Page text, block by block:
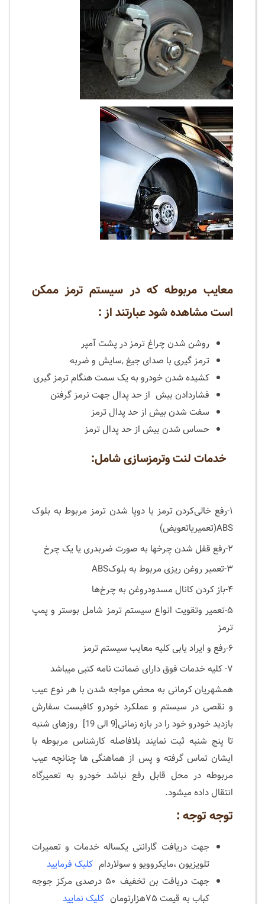
معایب مربوطه که در سیستم ترمز ممکن
است مشاهده شود عبارتند از :
روشن شدن چراغ ترمز در پشت آمپر
ترمز گیری با صدای جیغ ,سایش و ضربه
کشیده شدن خودرو به یک سمت هنگام ترمز گیری
فشاردادن بیش از حد پدال جهت نرمز گرفتن
سفت شدن بیش از حد پدال ترمز
حساس شدن بیش از حد پدال ترمز
خدمات لنت وترمزسازی شامل:
۱-رفع خالی‌کردن‌ ترمز یا دوپا شدن ترمز مربوط به بلوک
ABS(تعمیریاتعویض)
۲-رفع قفل شدن چرخها به صورت ضربدری یا یک چرخ
۳-تعمیر روغن ریزی مربوط به بلوکABS
۴-باز کردن کانال‌ مسدودروغن به چرخ‌ها
۵-تعمیر وتقویت انواع سیستم ترمز شامل بوستر و پمپ
ترمز
۶-رفع و ایراد یابی کلیه معایب سیستم ترمز
۷- کلیه خدمات فوق دارای ضمانت نامه کتبی میباشد
همشهریان کرمانی به محض مواجه شدن با هر نوع عیب
و نقصی در سیستم و عملکرد خودرو کافیست سفارش
بازدید خودرو خود را در بازه زمانی[9 الی 19] روزهای شنبه
تا پنج شنبه ثبت نمایند بلافاصله کارشناس مربوطه با
ایشان تماس گرفته و پس از هماهنگی ها چنانچه عیب
مربوطه در محل قابل رفع نباشد خودرو به تعمیرگاه
انتقال داده میشود.
توجه توجه :
جهت دریافت گارانتی یکساله خدمات و تعمیرات
تلویزیون ،مایکروویو و سولاردام کلیک فرمایید
جهت دریافت بن تخفیف ۵۰ درصدی مرکز جوجه
کباب به قیمت ۷۵هزارتومان
کلیک نمایید